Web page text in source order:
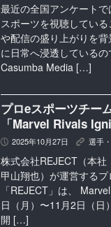
最近の全国アンケート
スポーツを視聴してい
や配信の盛り上がりを
に日常へ浸透しているの
Casumba Media […]
プロeスポーツチー
「Marvel Rivals
P 2025年10月27日 K 選手
株式会社REJECT（本社
甲山翔也）が運営する
「REJECT」は、
日（月）〜11月2日（日
開 […]